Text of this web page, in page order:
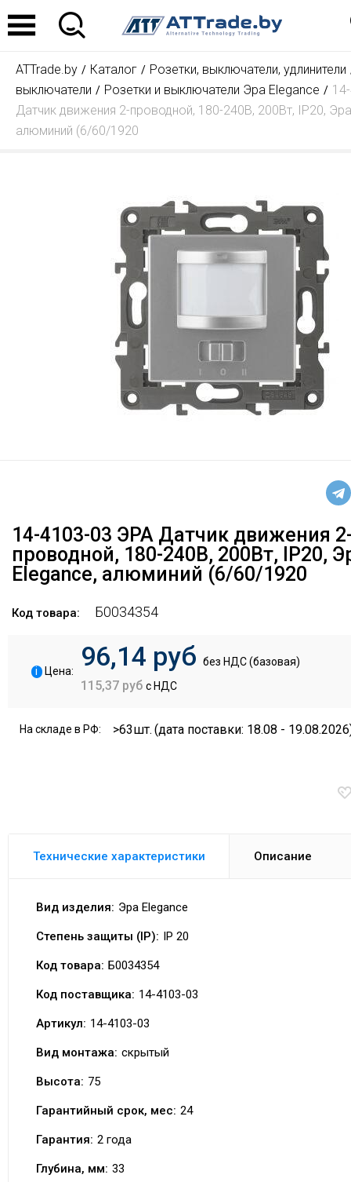
ATTrade.by Каталог
Розетки, выключатели, удлинители
выключатели
Розетки и выключатели Эра Elegance
Датчик движения 2-проводной, 180-240В, 200Вт, IP20,
алюминий (6/60/1920
14-4103-03 ЭРА Датчик движения
проводной, 180-240В, 200Вт, IP20,
Elegance, алюминий (6/60/1920
Код товара: Б0034354
i Цена: 96,14 руб без НДС (базовая)
115,37 руб с НДС
На складе в РФ: >63шт. (дата поставки: 18.08 -
Технические характеристики Описание
Вид изделия: Эра Elegance
Степень защиты (IP): IP 20
Код товара: Б0034354
Код поставщика: 14-4103-03
Артикул: 14-4103-03
Вид монтажа: скрытый
Высота: 75
Гарантийный срок, мес: 24
Гарантия: 2 года
Глубина, мм: 33